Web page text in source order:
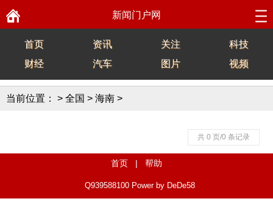
新闻门户网
首页 资讯 关注
科技
财经
汽车 图片 视频
当前位置： > 全国 > 海南 >
共 0 页/0 条记录
首页 | 帮助
Q939588100 Power by DeDe58